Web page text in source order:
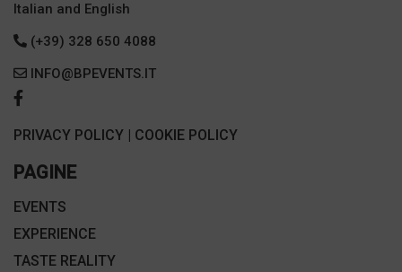
Italian and English
(+39) 328 650 4088
INFO@BPEVENTS.IT
PRIVACY POLICY | COOKIE POLICY
PAGINE
EVENTS
EXPERIENCE
TASTE REALITY